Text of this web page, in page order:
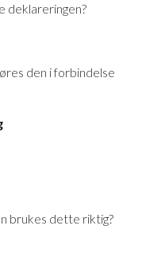
deklareringen?
den i forbindelse
brukes dette riktig?